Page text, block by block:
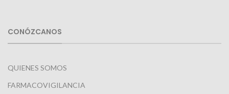
CONÓZCANOS
QUIENES SOMOS
FARMACOVIGILANCIA